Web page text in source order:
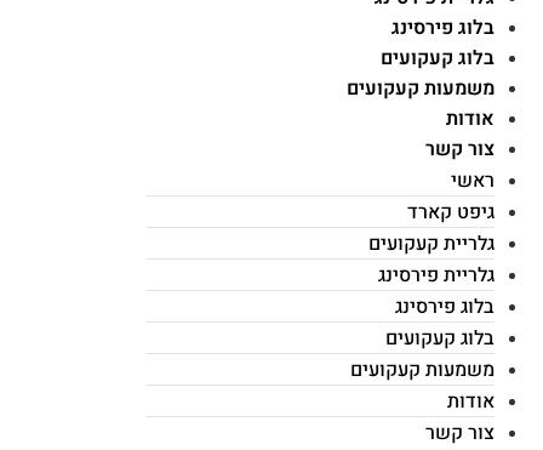
בלוג פירסינג
בלוג קעקועים
משמעות קעקועים
אודות
צור קשר
ראשי
גיפט קארד
גלריית קעקועים
גלריית פירסינג
בלוג פירסינג
בלוג קעקועים
משמעות קעקועים
אודות
צור קשר